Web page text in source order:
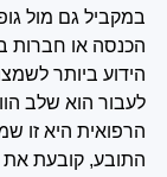
במקביל גם מול
הכנסה או חברות
הידוע ביותר
לעבור הוא שלב
הרפואית היא זו
התובע, קובעת את